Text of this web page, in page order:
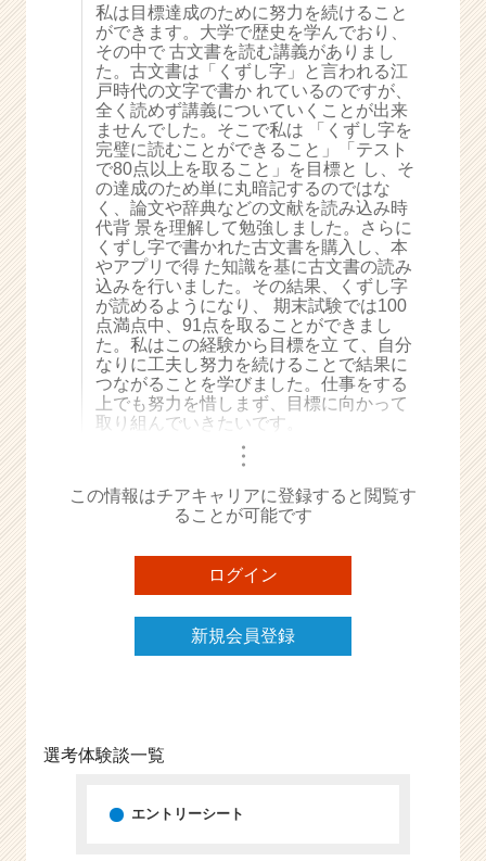
が
届
く
就
活
サ
イ
ト
チ
ア
キ
ャ
リ
ア
（C
h
e
e
r
r
e
r）
私は目標達成のために努力を続けること
ができます。大学で歴史を学んでおり、
その中で 古文書を読む講義がありまし
た。古文書は「くずし字」と言われる江
戸時代の文字で書か れているのですが、
全く読めず講義についていくことが出来
ませんでした。そこで私は 「くずし字を
完璧に読むことができること」「テスト
で80点以上を取ること」を目標と し、そ
の達成のため単に丸暗記するのではな
く、論文や辞典などの文献を読み込み時
代背 景を理解して勉強しました。さらに
くずし字で書かれた古文書を購入し、本
やアプリで得 た知識を基に古文書の読み
込みを行いました。その結果、くずし字
が読めるようになり、 期末試験では100
点満点中、91点を取ることができまし
た。私はこの経験から目標を立 て、自分
なりに工夫し努力を続けることで結果に
つながることを学びました。仕事をする
上でも努力を惜しまず、目標に向かって
取り組んでいきたいです。
・・・
この情報はチアキャリアに登録すると閲覧す
ることが可能です
ログイン
新規会員登録
選考体験談一覧
エントリーシート